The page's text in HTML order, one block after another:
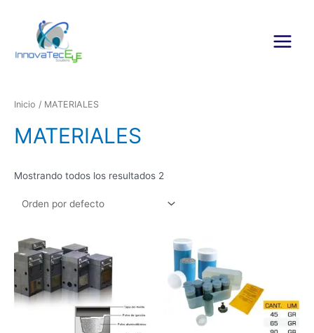
contenido
Main
Inicio / MATERIALES
MATERIALES
Mostrando todos los resultados 2